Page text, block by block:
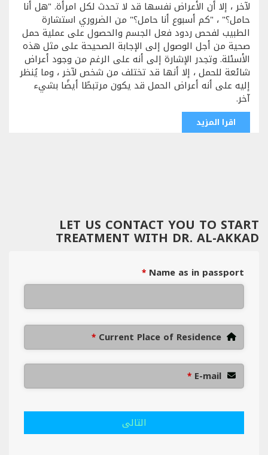
لآخر ، إلا أن الأعراض نفسها قد لا تحدث لكل امرأة. "هل أنا
حامل؟" ، "كم أسبوع أنا حامل؟" من الضروري استشارة
الطبيب لفحص ردود فعل الجسم والحصول على عملية حمل
صحية من أجل الوصول إلى الإجابة الصحيحة على مثل هذه
الأسئلة. وتجدر الإشارة إلى أنه على الرغم من وجود أعراض
شائعة للحمل ، إلا أنها قد تختلف من شخص لآخر ، وما يُنظر
إليه على أنه أعراض الحمل قد يكون مرتبطًا أيضًا بشيء
آخر.
اقرا المزيد
LET US CONTACT YOU TO START
TREATMENT WITH DR. AL-AKKAD
Name as in passport
*
Current Place of Residence
*
E-mail
*
التالى